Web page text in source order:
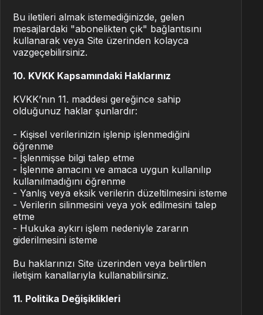
Bu iletileri almak istemediğinizde, gelen
mesajlardaki "abonelikten çık" bağlantısını
kullanarak veya Site üzerinden kolayca
vazgeçebilirsiniz.
10. KVKK Kapsamındaki Haklarınız
KVKK’nın 11. maddesi gereğince sahip
olduğunuz haklar şunlardır:
- Kişisel verilerinizin işlenip işlenmediğini
öğrenme
- İşlenmişse bilgi talep etme
- İşlenme amacını ve amaca uygun kullanılıp
kullanılmadığını öğrenme
- Yanlış veya eksik verilerin düzeltilmesini isteme
- Verilerin silinmesini veya yok edilmesini talep
etme
- Hukuka aykırı işlem nedeniyle zararın
giderilmesini isteme
Bu haklarınızı Site üzerinden veya belirtilen
iletişim kanallarıyla kullanabilirsiniz.
11. Politika Değişiklikleri